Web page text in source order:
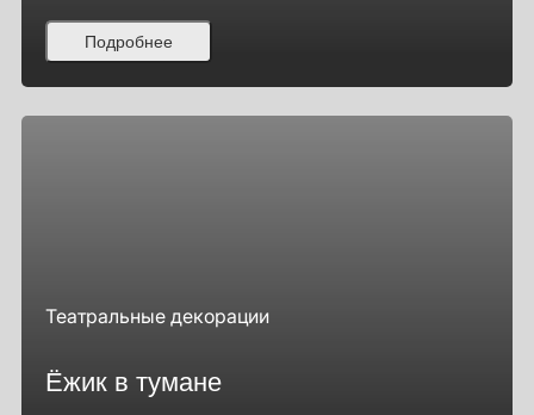
Подробнее
Театральные декорации
Ёжик в тумане